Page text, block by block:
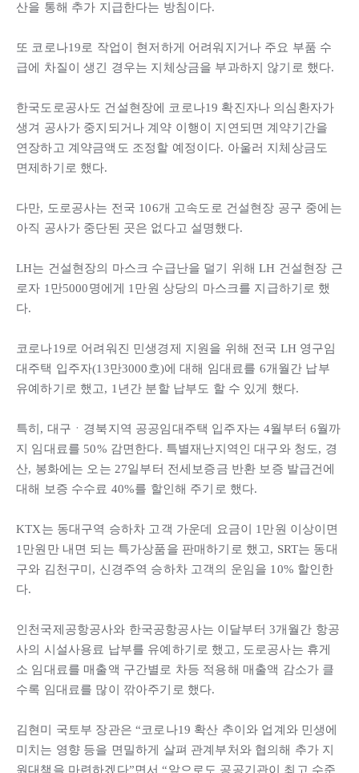
산을 통해 추가 지급한다는 방침이다.
또 코로나19로 작업이 현저하게 어려워지거나 주요 부품 수
급에 차질이 생긴 경우는 지체상금을 부과하지 않기로 했다.
한국도로공사도 건설현장에 코로나19 확진자나 의심환자가
생겨 공사가 중지되거나 계약 이행이 지연되면 계약기간을
연장하고 계약금액도 조정할 예정이다. 아울러 지체상금도
면제하기로 했다.
다만, 도로공사는 전국 106개 고속도로 건설현장 공구 중에는
아직 공사가 중단된 곳은 없다고 설명했다.
LH는 건설현장의 마스크 수급난을 덜기 위해 LH 건설현장 근
로자 1만5000명에게 1만원 상당의 마스크를 지급하기로 했
다.
코로나19로 어려워진 민생경제 지원을 위해 전국 LH 영구임
대주택 입주자(13만3000호)에 대해 임대료를 6개월간 납부
유예하기로 했고, 1년간 분할 납부도 할 수 있게 했다.
특히, 대구ㆍ경북지역 공공임대주택 입주자는 4월부터 6월까
지 임대료를 50% 감면한다. 특별재난지역인 대구와 청도, 경
산, 봉화에는 오는 27일부터 전세보증금 반환 보증 발급건에
대해 보증 수수료 40%를 할인해 주기로 했다.
KTX는 동대구역 승하차 고객 가운데 요금이 1만원 이상이면
1만원만 내면 되는 특가상품을 판매하기로 했고, SRT는 동대
구와 김천구미, 신경주역 승하차 고객의 운임을 10% 할인한
다.
인천국제공항공사와 한국공항공사는 이달부터 3개월간 항공
사의 시설사용료 납부를 유예하기로 했고, 도로공사는 휴게
소 임대료를 매출액 구간별로 차등 적용해 매출액 감소가 클
수록 임대료를 많이 깎아주기로 했다.
김현미 국토부 장관은 “코로나19 확산 추이와 업계와 민생에
미치는 영향 등을 면밀하게 살펴 관계부처와 협의해 추가 지
원대책을 마련하겠다”면서 “앞으로도 공공기관이 최고 수준